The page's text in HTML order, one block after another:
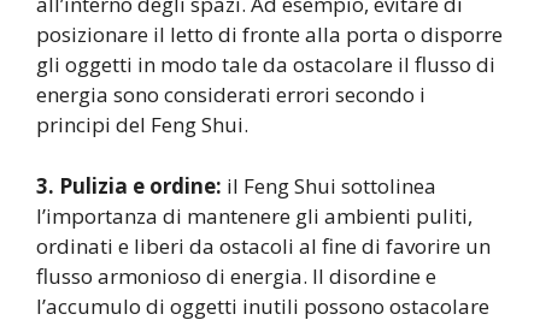
posizionare il letto di fronte alla porta o disporre
gli oggetti in modo tale da ostacolare il flusso di
energia sono considerati errori secondo i
principi del Feng Shui.
3. Pulizia e ordine: il Feng Shui sottolinea
l’importanza di mantenere gli ambienti puliti,
ordinati e liberi da ostacoli al fine di favorire un
flusso armonioso di energia. Il disordine e
l’accumulo di oggetti inutili possono ostacolare